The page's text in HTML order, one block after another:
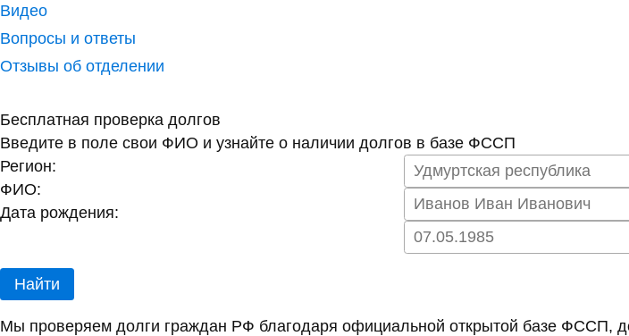
Видео
Вопросы и ответы
Отзывы об отделении
Бесплатная проверка долгов
Введите в поле свои ФИО и узнайте о наличии долгов в базе ФССП
Регион:
ФИО:
Дата рождения:
Найти
Мы проверяем долги граждан РФ благодаря официальной открытой базе ФССП,